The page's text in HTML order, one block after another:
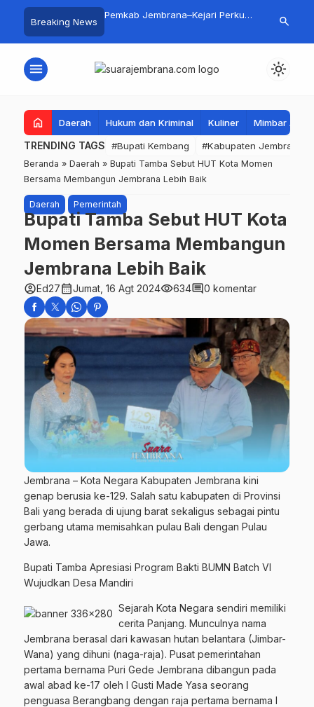
Breaking News
Lomba Cipta Menu
Pemkab Jembrana–Kejari Perkuat
Hukum Datun
5
Buka
search
menu light_mode
home Daerah Hukum dan Kriminal Kuliner Mimbar
TRENDING TAGS #Bupati Kembang #Kabupaten Jembrana
Beranda » Daerah » Bupati Tamba Sebut HUT Kota Momen
Bersama Membangun Jembrana Lebih Baik
Daerah Pemerintah
Bupati Tamba Sebut HUT Kota
Momen Bersama Membangun
Jembrana Lebih Baik
account_circleEd27calendar_monthJumat, 16 Agt 2024visibility634comment0 komentar
Jembrana – Kota Negara Kabupaten Jembrana kini
genap berusia ke-129. Salah satu kabupaten di Provinsi
Bali yang berada di ujung barat sekaligus sebagai pintu
gerbang utama memisahkan pulau Bali dengan Pulau
Jawa.
Bupati Tamba Apresiasi Program Bakti BUMN Batch VI
Wujudkan Desa Mandiri
Sejarah Kota Negara sendiri memiliki
cerita Panjang. Munculnya nama
Jembrana berasal dari kawasan hutan belantara (Jimbar-
Wana) yang dihuni (naga-raja). Pusat pemerintahan
pertama bernama Puri Gede Jembrana dibangun pada
awal abad ke-17 oleh I Gusti Made Yasa seorang
penguasa Berangbang dengan raja pertama bernama I